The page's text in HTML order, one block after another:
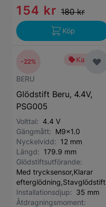
154 kr 180 kr
Köp
Kampanj
BERU
Glödstift Beru, 4.4V,
PSG005
Volttal: 4.4 V
Gängmått: M9x1.0
Nyckelvidd: 12 mm
Längd: 179.9 mm
Glödstiftsutförande:
Med trycksensor,Klarar
efterglödning,Stavglödstift
Installationsdjup: 35 mm
Åtdragningsmoment:
-22%